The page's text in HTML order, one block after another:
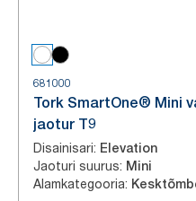
681000
Tork SmartOne® Mini
jaotur T9
Disainisari: Elevation
Jaoturi suurus: Mini
Alamkategooria: